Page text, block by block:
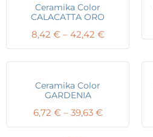
Ceramika Color
CALACATTA ORO
8,42 € – 42,42 €Price
range:
8,42 €
Ceramika Color
GARDENIA
6,72 € – 39,63 €Price
range: